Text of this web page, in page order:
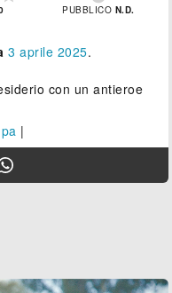
PUBBLICO N.D.
3 aprile 2025.
con un antieroe
|